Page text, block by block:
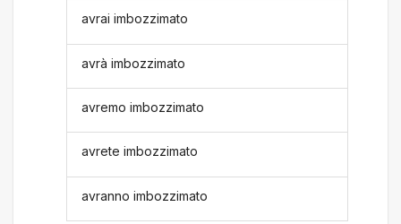
avrai imbozzimato
avrà imbozzimato
avremo imbozzimato
avrete imbozzimato
avranno imbozzimato